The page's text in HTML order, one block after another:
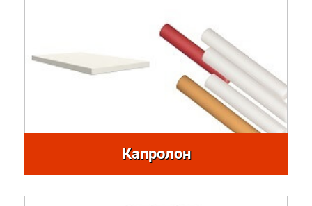
Капролон